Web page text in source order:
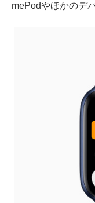
mePodやほかのデ